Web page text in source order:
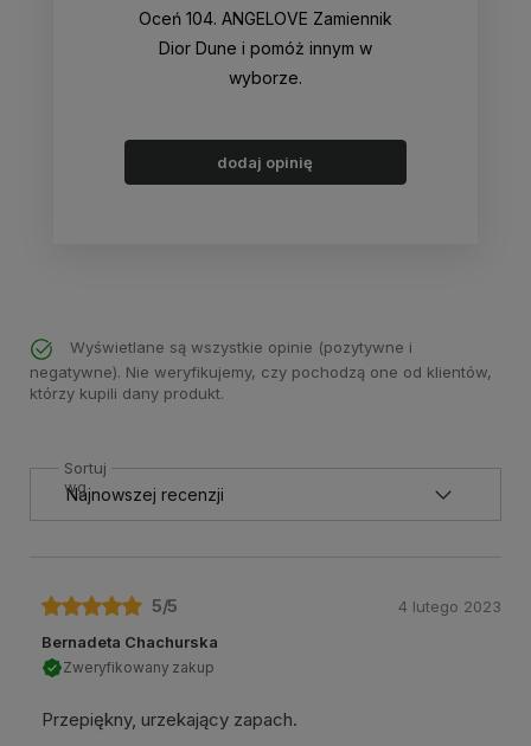
Oceń 104. ANGELOVE Zamiennik
Dior Dune i pomóż innym w
wyborze.
dodaj opinię
Wyświetlane są wszystkie opinie (pozytywne i
negatywne). Nie weryfikujemy, czy pochodzą one od klientów,
którzy kupili dany produkt.
Sortuj
wg
5/5
Bernadeta Chachurska
Zweryfikowany zakup
Przepiękny, urzekający zapach.
4 lutego 2023